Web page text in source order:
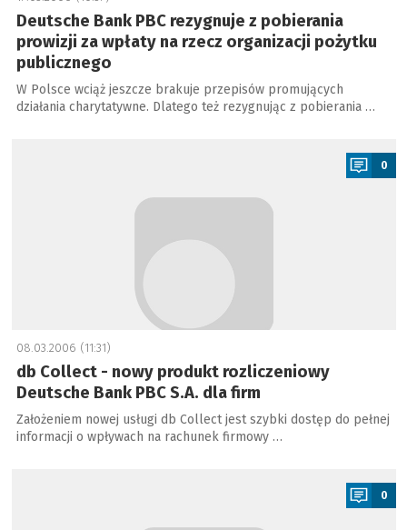
Deutsche Bank PBC rezygnuje z pobierania
prowizji za wpłaty na rzecz organizacji pożytku
publicznego
W Polsce wciąż jeszcze brakuje przepisów promujących
działania charytatywne. Dlatego też rezygnując z pobierania …
0
08.03.2006 (11:31)
db Collect - nowy produkt rozliczeniowy
Deutsche Bank PBC S.A. dla firm
Założeniem nowej usługi db Collect jest szybki dostęp do pełnej
informacji o wpływach na rachunek firmowy …
0